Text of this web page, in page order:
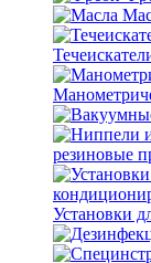
резиновые
Установки